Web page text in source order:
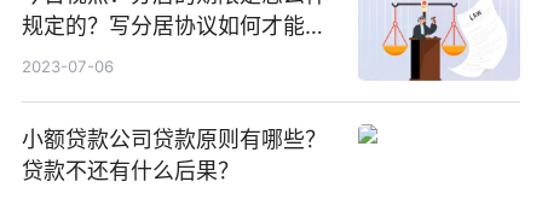
规定的？写分居协议如何才能有
效？
2023-07-06
小额贷款公司贷款原则有哪些？
贷款不还有什么后果？